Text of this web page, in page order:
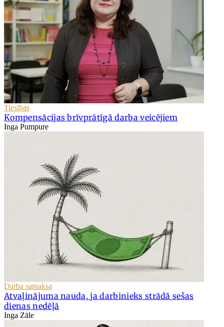
Tiesības
Kompensācijas brīvprātīgā darba veicējiem
Inga Pumpure
Darba samaksa
Atvaļinājuma nauda, ja darbinieks strādā sešas
dienas nedēļā
Inga Zāle